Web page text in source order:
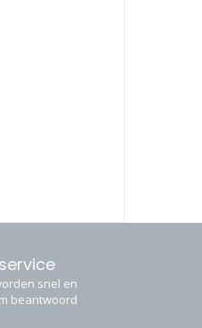
snel en
beantwoord